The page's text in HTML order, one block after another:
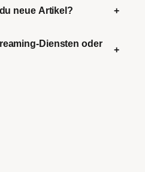
neue Artikel? +
Diensten oder
+